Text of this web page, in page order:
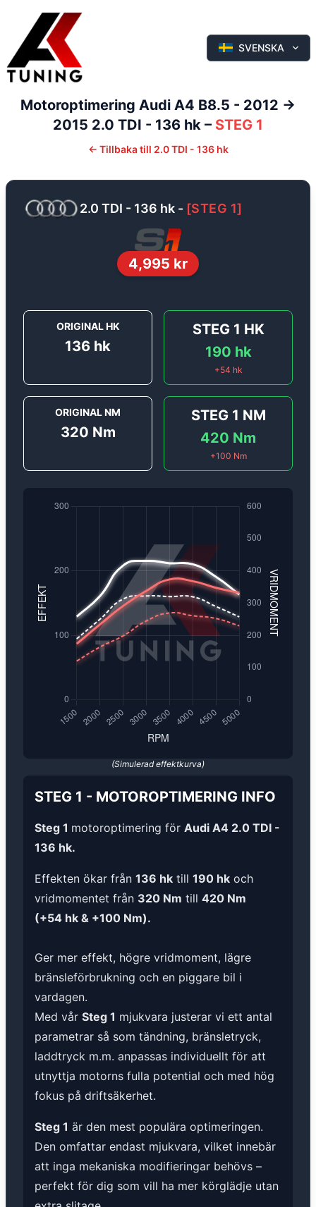
SVENSKA
Motoroptimering Audi A4 B8.5 - 2012 ->
2015 2.0 TDI - 136 hk – STEG 1
← Tillbaka till 2.0 TDI - 136 hk
2.0 TDI - 136 hk - [STEG 1]
4,995 kr
ORIGINAL HK
136 hk
STEG 1 HK
190 hk
+54 hk
ORIGINAL NM
320 Nm
STEG 1 NM
420 Nm
+100 Nm
(Simulerad effektkurva)
STEG 1 - MOTOROPTIMERING INFO
Steg 1 motoroptimering för Audi A4 2.0 TDI -
136 hk.
Effekten ökar från 136 hk till 190 hk och
vridmomentet från 320 Nm till 420 Nm
(+54 hk & +100 Nm).
Ger mer effekt, högre vridmoment, lägre
bränsleförbrukning och en piggare bil i
vardagen.
Med vår Steg 1 mjukvara justerar vi ett antal
parametrar så som tändning, bränsletryck,
laddtryck m.m. anpassas individuellt för att
utnyttja motorns fulla potential och med hög
fokus på driftsäkerhet.
Steg 1 är den mest populära optimeringen.
Den omfattar endast mjukvara, vilket innebär
att inga mekaniska modifieringar behövs –
perfekt för dig som vill ha mer körglädje utan